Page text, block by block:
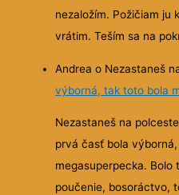
nezaložím. Požičiam ju
vrátim. Teším sa na
Andrea o Nezastaneš
výborná, tak toto bola
Nezastaneš na
prvá časť bola
megasuperpecka.
poučenie, bosoráctvo,